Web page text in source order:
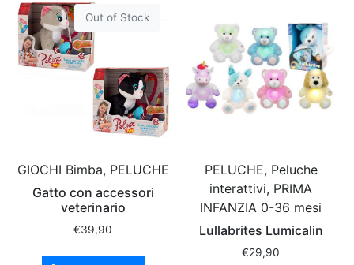
Out of Stock
GIOCHI Bimba, PELUCHE
Gatto con accessori
veterinario
€39,90
PELUCHE, Peluche
interattivi, PRIMA
INFANZIA 0-36 mesi
Lullabrites Lumicalin
€29,90